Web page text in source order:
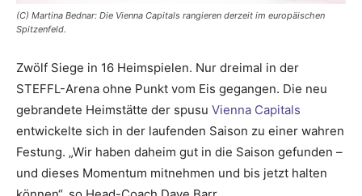
(C) Martina Bednar: Die Vienna Capitals rangieren derzeit im europäischen
Spitzenfeld.
Zwölf Siege in 16 Heimspielen. Nur dreimal in der
STEFFL-Arena ohne Punkt vom Eis gegangen. Die neu
gebrandete Heimstätte der spusu Vienna Capitals
entwickelte sich in der laufenden Saison zu einer wahren
Festung. „Wir haben daheim gut in die Saison gefun­den –
und dieses Momen­tum mitnehmen und bis jetzt halten